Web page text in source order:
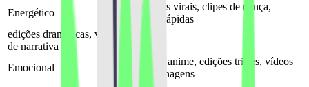
Energético
transições virais, clipes de dança,
edições rápidas
edições dramáticas, vídeos
de narrativa
Emocional
cenas de anime, edições tristes, vídeos
de personagens